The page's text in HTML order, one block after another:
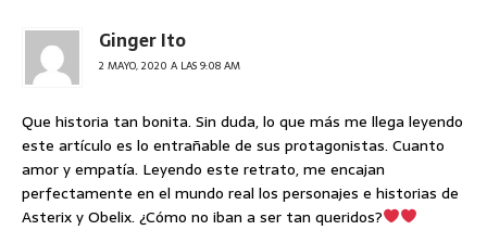
Ginger Ito
2 MAYO, 2020 A LAS 9:08 AM
Que historia tan bonita. Sin duda, lo que más me llega leyendo
este artículo es lo entrañable de sus protagonistas. Cuanto
amor y empatía. Leyendo este retrato, me encajan
perfectamente en el mundo real los personajes e historias de
Asterix y Obelix. ¿Cómo no iban a ser tan queridos?